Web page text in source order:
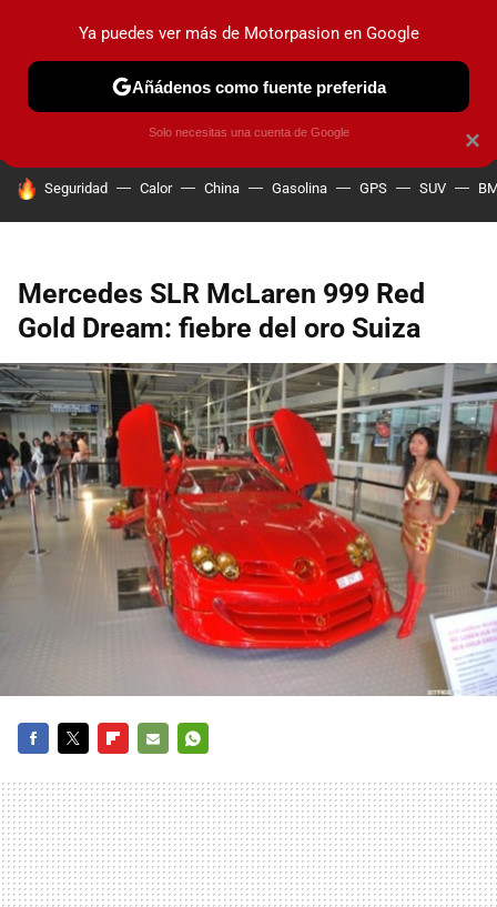
PRUEBAS COCHES ELÉCTRICOS OBSERVATORIO
HOY SE HABLA DE
Seguridad Calor China Gasolina GPS SUV
Mercedes SLR McLaren 999 Red
Gold Dream: fiebre del oro Suiza
MAIL
×
Ya puedes ver más de Motorpasion en Google
Añádenos como fuente preferida
Solo necesitas una cuenta de Google